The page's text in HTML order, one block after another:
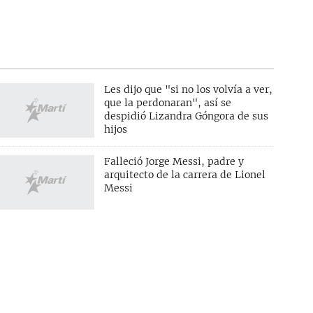
Les dijo que "si no los volvía a ver,
que la perdonaran", así se
despidió Lizandra Góngora de sus
hijos
Falleció Jorge Messi, padre y
arquitecto de la carrera de Lionel
Messi